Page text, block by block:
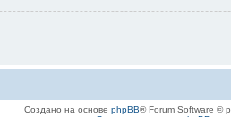
Создано на основе phpBB® Forum Software ©